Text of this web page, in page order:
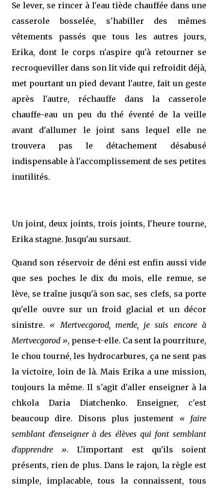
Se lever, se rincer à l'eau tiède chauffée dans une
casserole bosselée, s'habiller des mêmes
vêtements passés que tous les autres jours,
Erika, dont le corps n'aspire qu'à retourner se
recroqueviller dans son lit vide qui refroidit déjà,
met pourtant un pied devant l'autre, fait un geste
après l'autre, réchauffe dans la casserole
chauffe-eau un peu du thé éventé de la veille
avant d'allumer le joint sans lequel elle ne
trouvera pas le détachement désabusé
indispensable à l'accomplissement de ses petites
inutilités.
Un joint, deux joints, trois joints, l'heure tourne,
Erika stagne. Jusqu'au sursaut.
Quand son réservoir de déni est enfin aussi vide
que ses poches le dix du mois, elle remue, se
lève, se traîne jusqu'à son sac, ses clefs, sa porte
qu'elle ouvre sur un froid glacial et un décor
sinistre. « Mertvecgorod, merde, je suis encore à
Mertvecgorod », pense-t-elle. Ca sent la pourriture,
le chou tourné, les hydrocarbures, ça ne sent pas
la victoire, loin de là. Mais Erika a une mission,
toujours la même. Il s'agit d'aller enseigner à la
chkola Daria Diatchenko. Enseigner, c'est
beaucoup dire. Disons plus justement « faire
semblant d'enseigner à des élèves qui font semblant
d'apprendre ». L'important est qu'ils soient
présents, rien de plus. Dans le rajon, la règle est
simple, implacable, tous la connaissent, tous